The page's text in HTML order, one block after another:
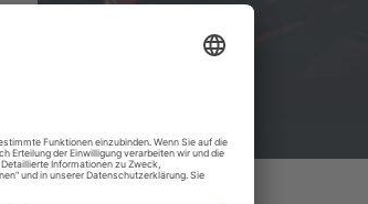
Bild: Andreas Nowak